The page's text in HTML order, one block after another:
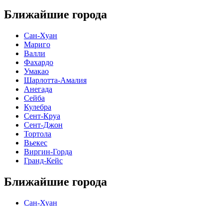
Ближайшие города
Сан-Хуан
Мариго
Валли
Фахардо
Умакао
Шарлотта-Амалия
Анегада
Сейба
Кулебра
Сент-Круа
Сент-Джон
Тортола
Вьекес
Виргин-Горда
Гранд-Кейс
Ближайшие города
Сан-Хуан